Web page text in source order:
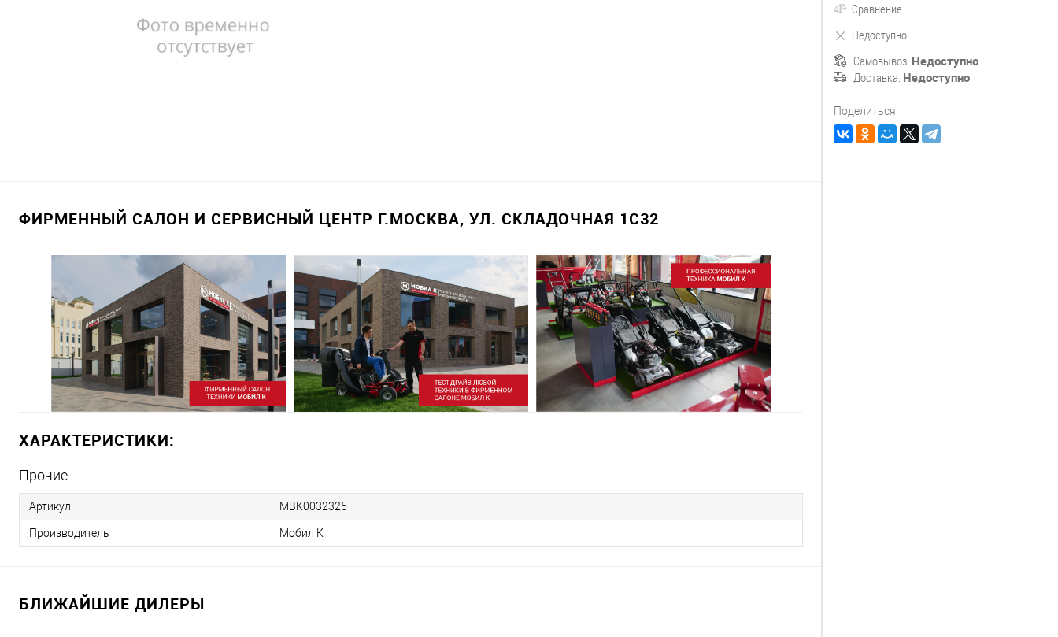
ФИРМЕННЫЙ САЛОН И СЕРВИСНЫЙ ЦЕНТР Г.МОСКВА, УЛ. СКЛАДОЧНАЯ 1С32
ХАРАКТЕРИСТИКИ:
Прочие
Артикул MBK0032325
Производитель Мобил К
БЛИЖАЙШИЕ ДИЛЕРЫ
Сравнение
Недоступно
Самовывоз: Недоступно
Доставка: Недоступно
Поделиться